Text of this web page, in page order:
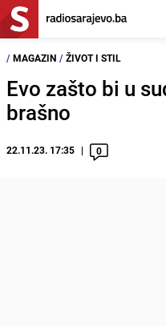
/ MAGAZIN / ŽIVOT I STIL
Evo zašto bi u
brašno
22.11.23. 17:35 0